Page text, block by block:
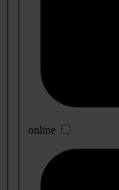
online